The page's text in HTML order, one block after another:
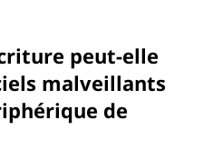
peut-elle
malveillants
de